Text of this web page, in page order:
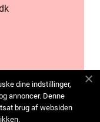
dine indstillinger,
annoncer. Denne
brug af websiden